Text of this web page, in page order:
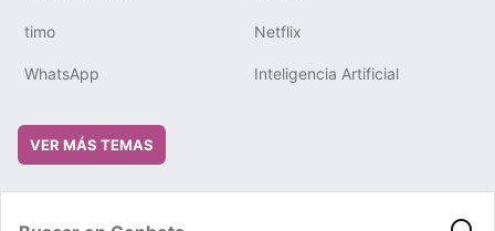
timo Netflix
WhatsApp Inteligencia Artificial
VER MÁS TEMAS